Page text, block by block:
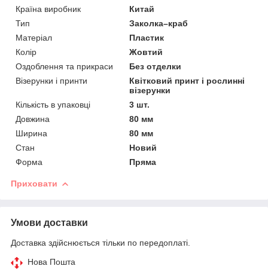
Країна виробник
Китай
Тип
Заколка–краб
Матеріал
Пластик
Колір
Жовтий
Оздоблення та прикраси
Без отделки
Візерунки і принти
Квітковий принт і рослинні
візерунки
Кількість в упаковці
3 шт.
Довжина
80 мм
Ширина
80 мм
Стан
Новий
Форма
Пряма
Приховати
Умови доставки
Доставка здійснюється тільки по передоплаті.
Нова Пошта